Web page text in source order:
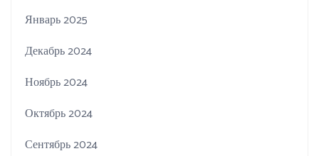
Январь 2025
Декабрь 2024
Ноябрь 2024
Октябрь 2024
Сентябрь 2024